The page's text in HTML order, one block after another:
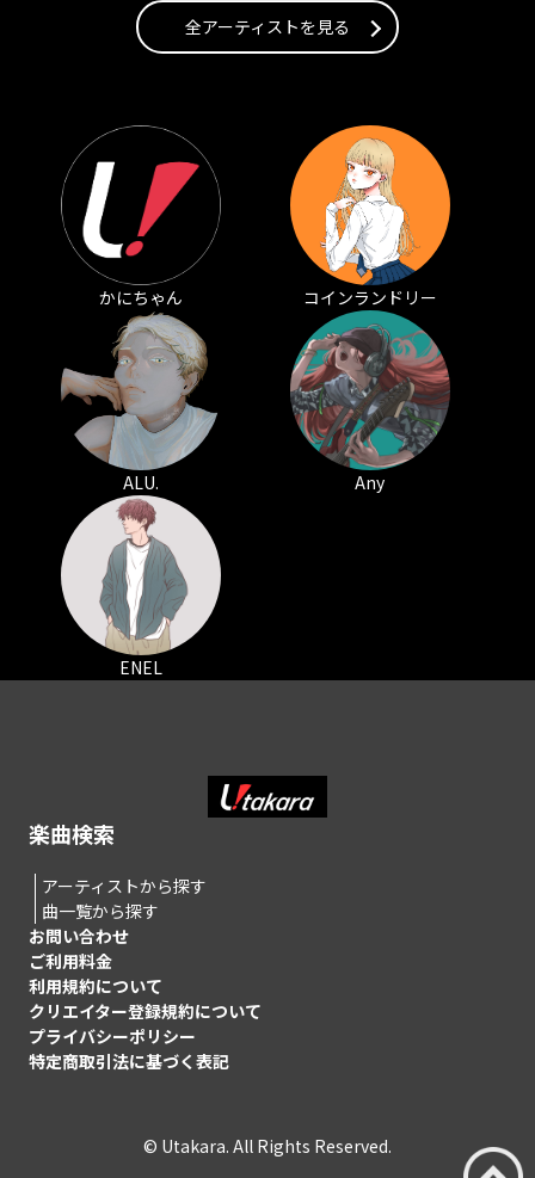
全アーティストを見る
かにちゃん コインランドリー
ALU. Any
ENEL
楽曲検索
アーティストから探す
曲一覧から探す
お問い合わせ
ご利用料金
利用規約について
クリエイター登録規約について
プライバシーポリシー
特定商取引法に基づく表記
© Utakara. All Rights Reserved.